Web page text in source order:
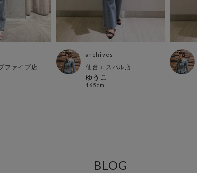
ファイブ店
archives
仙台エスパル店
ゆうこ
165cm
BLOG